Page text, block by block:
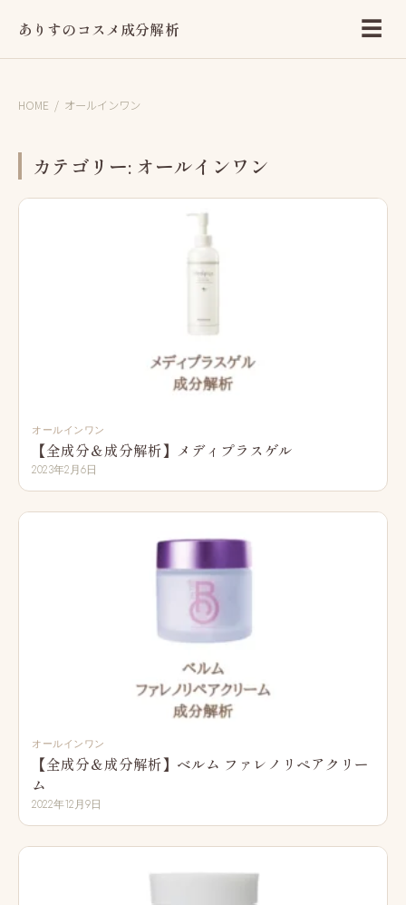
ありすのコスメ成分解析 ☰
HOME / オールインワン
カテゴリー: オールインワン
オールインワン
【全成分＆成分解析】メディプラスゲル
2023年2月6日
オールインワン
【全成分＆成分解析】ベルム ファレノリペアクリー
ム
2022年12月9日